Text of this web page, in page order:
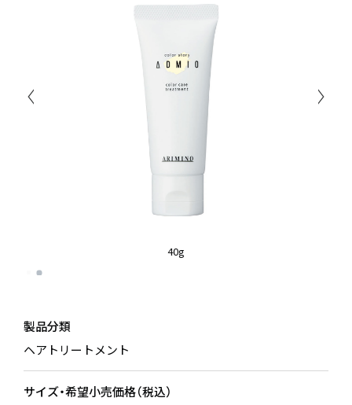
40g
製品分類
ヘアトリートメント
サイズ・希望小売価格（税込）